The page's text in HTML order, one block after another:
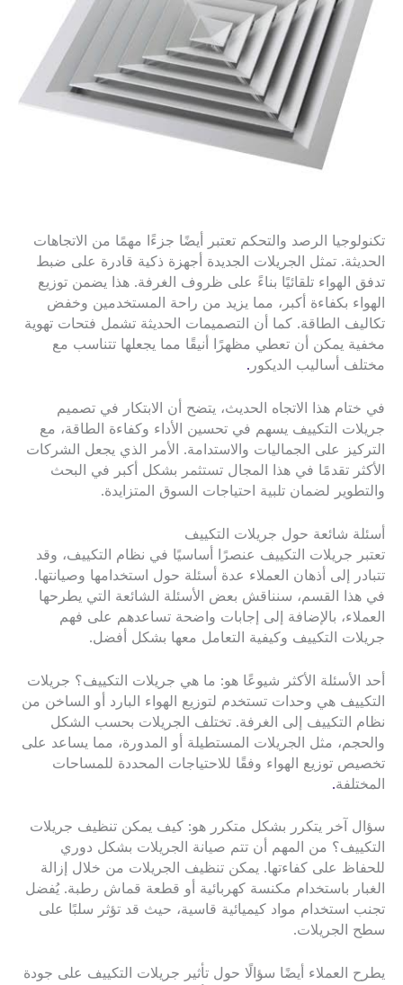
تكنولوجيا الرصد والتحكم تعتبر أيضًا جزءًا مهمًا من الاتجاهات
الحديثة. تمثل الجريلات الجديدة أجهزة ذكية قادرة على ضبط
تدفق الهواء تلقائيًا بناءً على ظروف الغرفة. هذا يضمن توزيع
الهواء بكفاءة أكبر، مما يزيد من راحة المستخدمين وخفض
تكاليف الطاقة. كما أن التصميمات الحديثة تشمل فتحات تهوية
مخفية يمكن أن تعطي مظهرًا أنيقًا مما يجعلها تتناسب مع
مختلف أساليب الديكور .
في ختام هذا الاتجاه الحديث، يتضح أن الابتكار في تصميم
جريلات التكييف يسهم في تحسين الأداء وكفاءة الطاقة، مع
التركيز على الجماليات والاستدامة. الأمر الذي يجعل الشركات
الأكثر تقدمًا في هذا المجال تستثمر بشكل أكبر في البحث
والتطوير لضمان تلبية احتياجات السوق المتزايدة.
أسئلة شائعة حول جريلات التكييف
تعتبر جريلات التكييف عنصرًا أساسيًا في نظام التكييف، وقد
تتبادر إلى أذهان العملاء عدة أسئلة حول استخدامها وصيانتها.
في هذا القسم، سنناقش بعض الأسئلة الشائعة التي يطرحها
العملاء، بالإضافة إلى إجابات واضحة تساعدهم على فهم
جريلات التكييف وكيفية التعامل معها بشكل أفضل.
أحد الأسئلة الأكثر شيوعًا هو: ما هي جريلات التكييف؟ جريلات
التكييف هي وحدات تستخدم لتوزيع الهواء البارد أو الساخن من
نظام التكييف إلى الغرفة. تختلف الجريلات بحسب الشكل
والحجم، مثل الجريلات المستطيلة أو المدورة، مما يساعد على
تخصيص توزيع الهواء وفقًا للاحتياجات المحددة للمساحات
المختلفة.
سؤال آخر يتكرر بشكل متكرر هو: كيف يمكن تنظيف جريلات
التكييف؟ من المهم أن تتم صيانة الجريلات بشكل دوري
للحفاظ على كفاءتها. يمكن تنظيف الجريلات من خلال إزالة
الغبار باستخدام مكنسة كهربائية أو قطعة قماش رطبة. يُفضل
تجنب استخدام مواد كيميائية قاسية، حيث قد تؤثر سلبًا على
سطح الجريلات.
يطرح العملاء أيضًا سؤالًا حول تأثير جريلات التكييف على جودة